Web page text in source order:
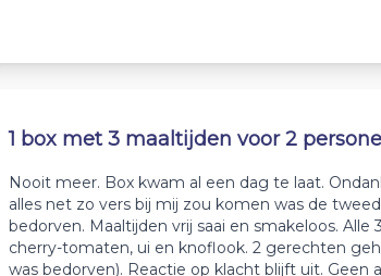
1 box met 3 maaltijden voor 2
Nooit meer. Box kwam al een dag te laat.
alles net zo vers bij mij zou komen was de
bedorven. Maaltijden vrij saai en smakeloos. Alle
cherry-tomaten, ui en knoflook. 2 gerechten
was bedorven). Reactie op klacht blijft uit. Geen